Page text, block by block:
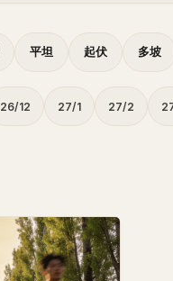
平坦 起伏 多坡
26/12 27/1 27/2